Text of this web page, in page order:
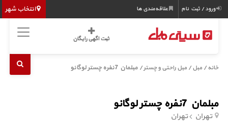
انتخاب شهر ورود / ثبت نام علاقه‌مندی ها
ثبت اگهی رایگان
خانه /مبل/مبل راحتی و چستر/ مبلمان 7نفره چستر لوگانو
مبلمان 7نفره چستر لوگانو
تهران تهران